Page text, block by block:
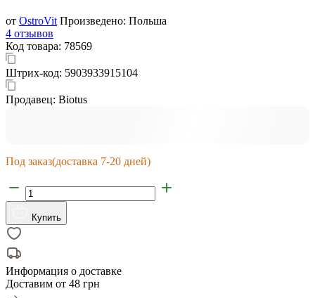
от OstroVit Произведено: Польша
4 отзывов
Код товара: 78569
Штрих-код: 5903933915104
Продавец: Biotus
Под заказ(доставка 7-20 дней)
Купить
Информация о доставке
Доставим от 48 грн